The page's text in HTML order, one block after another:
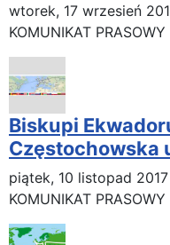
wtorek, 17 wrzesień
KOMUNIKAT PRASOWY
Biskupi
Częstochowska
piątek, 10 listopad
KOMUNIKAT PRASOWY